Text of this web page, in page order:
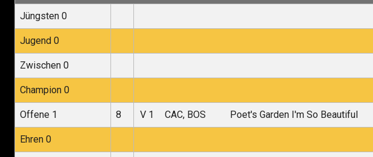
Jüngsten 0
Jugend 0
Zwischen 0
Champion 0
Offene 1 8 V 1 CAC, BOS Poet's Garden I'm So Beautiful
Ehren 0